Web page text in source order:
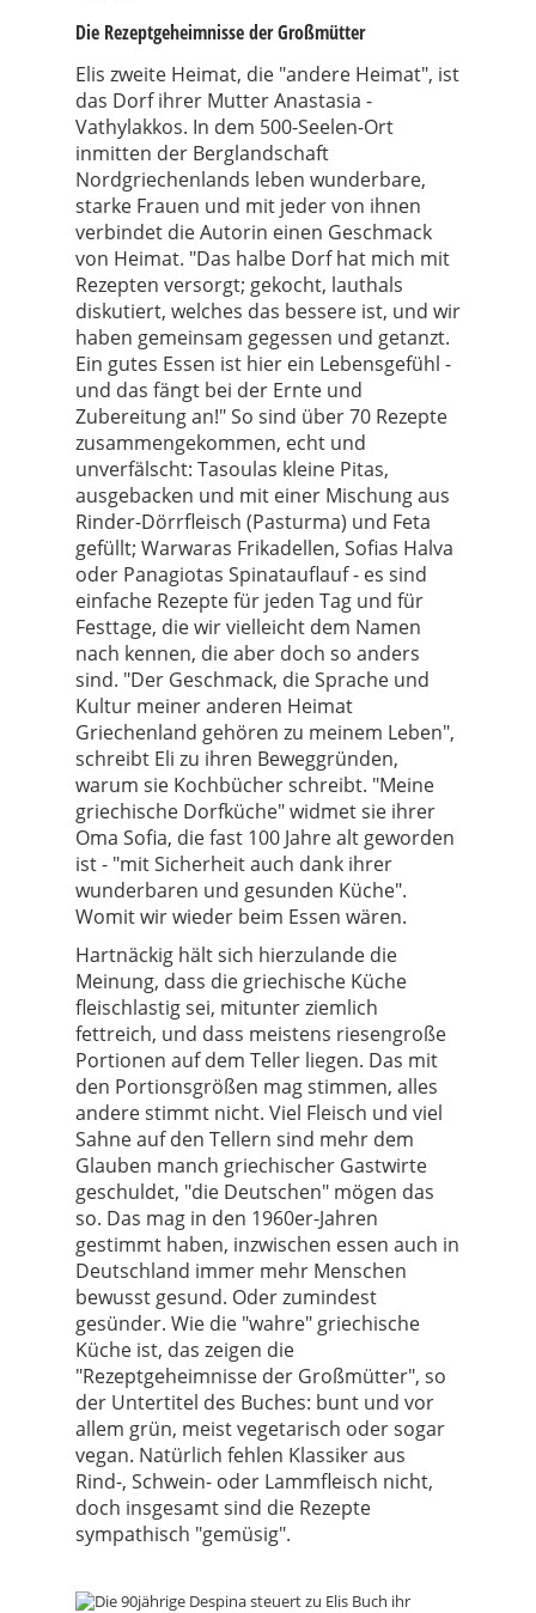
Die Rezeptgeheimnisse der Großmütter
Elis zweite Heimat, die "andere Heimat", ist
das Dorf ihrer Mutter Anastasia -
Vathylakkos. In dem 500-Seelen-Ort
inmitten der Berglandschaft
Nordgriechenlands leben wunderbare,
starke Frauen und mit jeder von ihnen
verbindet die Autorin einen Geschmack
von Heimat. "Das halbe Dorf hat mich mit
Rezepten versorgt; gekocht, lauthals
diskutiert, welches das bessere ist, und wir
haben gemeinsam gegessen und getanzt.
Ein gutes Essen ist hier ein Lebensgefühl -
und das fängt bei der Ernte und
Zubereitung an!" So sind über 70 Rezepte
zusammengekommen, echt und
unverfälscht: Tasoulas kleine Pitas,
ausgebacken und mit einer Mischung aus
Rinder-Dörrfleisch (Pasturma) und Feta
gefüllt; Warwaras Frikadellen, Sofias Halva
oder Panagiotas Spinatauflauf - es sind
einfache Rezepte für jeden Tag und für
Festtage, die wir vielleicht dem Namen
nach kennen, die aber doch so anders
sind. "Der Geschmack, die Sprache und
Kultur meiner anderen Heimat
Griechenland gehören zu meinem Leben",
schreibt Eli zu ihren Beweggründen,
warum sie Kochbücher schreibt. "Meine
griechische Dorfküche" widmet sie ihrer
Oma Sofia, die fast 100 Jahre alt geworden
ist - "mit Sicherheit auch dank ihrer
wunderbaren und gesunden Küche".
Womit wir wieder beim Essen wären.
Hartnäckig hält sich hierzulande die
Meinung, dass die griechische Küche
fleischlastig sei, mitunter ziemlich
fettreich, und dass meistens riesengroße
Portionen auf dem Teller liegen. Das mit
den Portionsgrößen mag stimmen, alles
andere stimmt nicht. Viel Fleisch und viel
Sahne auf den Tellern sind mehr dem
Glauben manch griechischer Gastwirte
geschuldet, "die Deutschen" mögen das
so. Das mag in den 1960er-Jahren
gestimmt haben, inzwischen essen auch in
Deutschland immer mehr Menschen
bewusst gesund. Oder zumindest
gesünder. Wie die "wahre" griechische
Küche ist, das zeigen die
"Rezeptgeheimnisse der Großmütter", so
der Untertitel des Buches: bunt und vor
allem grün, meist vegetarisch oder sogar
vegan. Natürlich fehlen Klassiker aus
Rind-, Schwein- oder Lammfleisch nicht,
doch insgesamt sind die Rezepte
sympathisch "gemüsig".